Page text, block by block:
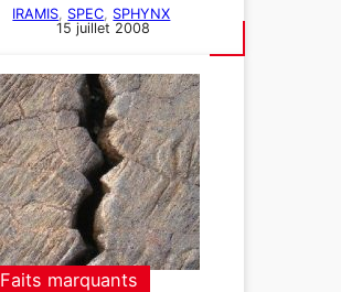
IRAMIS SPEC SPHYNX
15 juillet 2008
Faits marquants